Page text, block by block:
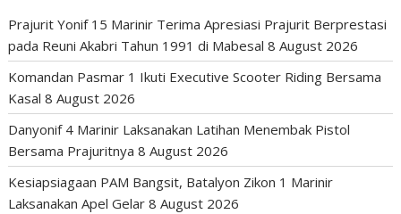
Prajurit Yonif 15 Marinir Terima Apresiasi Prajurit Berprestasi
pada Reuni Akabri Tahun 1991 di Mabesal 8 August 2026
Komandan Pasmar 1 Ikuti Executive Scooter Riding Bersama
Kasal 8 August 2026
Danyonif 4 Marinir Laksanakan Latihan Menembak Pistol
Bersama Prajuritnya 8 August 2026
Kesiapsiagaan PAM Bangsit, Batalyon Zikon 1 Marinir
Laksanakan Apel Gelar 8 August 2026